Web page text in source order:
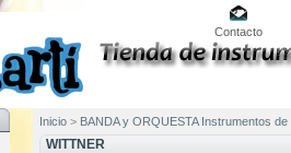
Contacto
Inicio > BANDA y ORQUESTA Instrumentos
WITTNER